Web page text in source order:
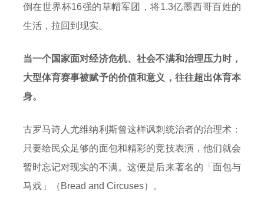
倒在世界杯16强的草帽军团，将1.3亿墨西哥百姓的
生活，拉回到现实。
当一个国家面对经济危机、社会不满和治理压力时，
大型体育赛事被赋予的价值和意义，往往超出体育本
身。
古罗马诗人尤维纳利斯曾这样讽刺统治者的治理术：
只要给民众足够的面包和精彩的竞技表演，他们就会
暂时忘记对现实的不满。这便是后来著名的「面包与
马戏」（Bread and Circuses）。